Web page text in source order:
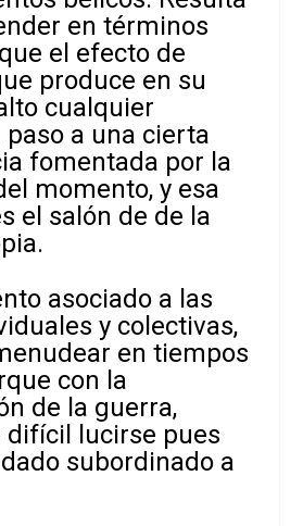
en términos
el efecto de
produce en su
cualquier
a una cierta
fomentada por la
momento, y esa
el salón de de la
asociado a las
y colectivas,
en tiempos
con la
de la guerra,
difícil lucirse pues
subordinado a